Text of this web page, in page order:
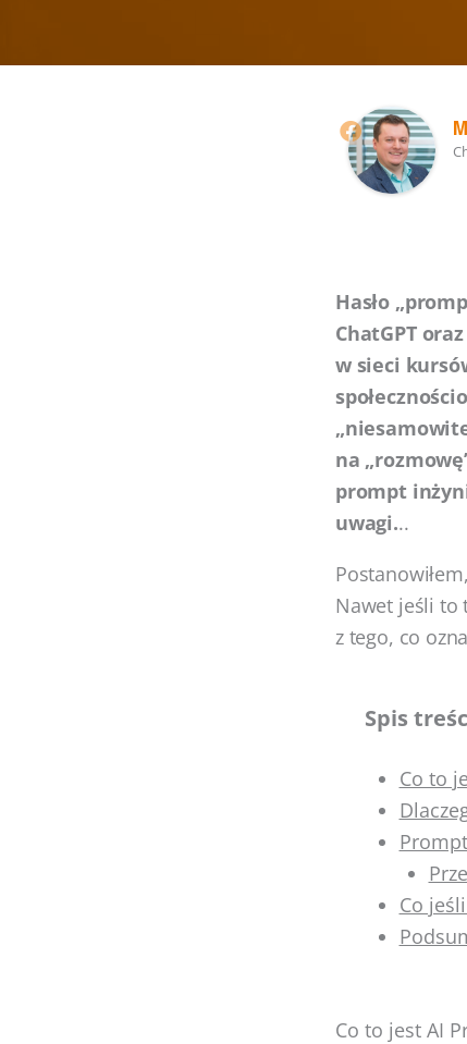
Hasło
ChatGPT
w sieci
na
prompt
uwagi...
Nawet jeśli to
z tego, co
Spis
Co to
Co
Co to jest AI